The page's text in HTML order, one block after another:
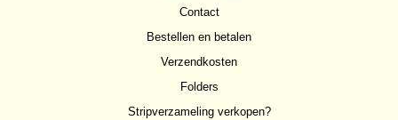
Contact
Bestellen en betalen
Verzendkosten
Folders
Stripverzameling verkopen?